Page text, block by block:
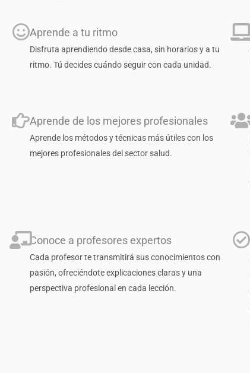
Aprende a tu ritmo
Disfruta aprendiendo desde casa, sin horarios y a tu
ritmo. Tú decides cuándo seguir con cada unidad.
Aprende de los mejores profesionales
Aprende los métodos y técnicas más útiles con los
mejores profesionales del sector salud.
Conoce a profesores expertos
Cada profesor te transmitirá sus conocimientos con
pasión, ofreciéndote explicaciones claras y una
perspectiva profesional en cada lección.